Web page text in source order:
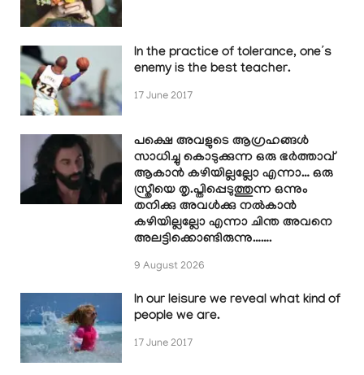
In the practice of tolerance, one’s
enemy is the best teacher.
17 June 2017
പക്ഷെ അവളുടെ ആഗ്രഹങ്ങൾ
സാധിച്ചു കൊടുക്കുന്ന ഒരു ഭർത്താവ്
ആകാൻ കഴിയില്ലല്ലോ എന്നാ… ഒരു
സ്ത്രീയെ തൃ.പ്തിപ്പെടുത്തുന്ന ഒന്നും
തനിക്കു അവൾക്കു നൽകാൻ
കഴിയില്ലല്ലോ എന്നാ ചിന്ത അവനെ
അലട്ടിക്കൊണ്ടിരുന്നു…….
9 August 2026
In our leisure we reveal what kind of
people we are.
17 June 2017